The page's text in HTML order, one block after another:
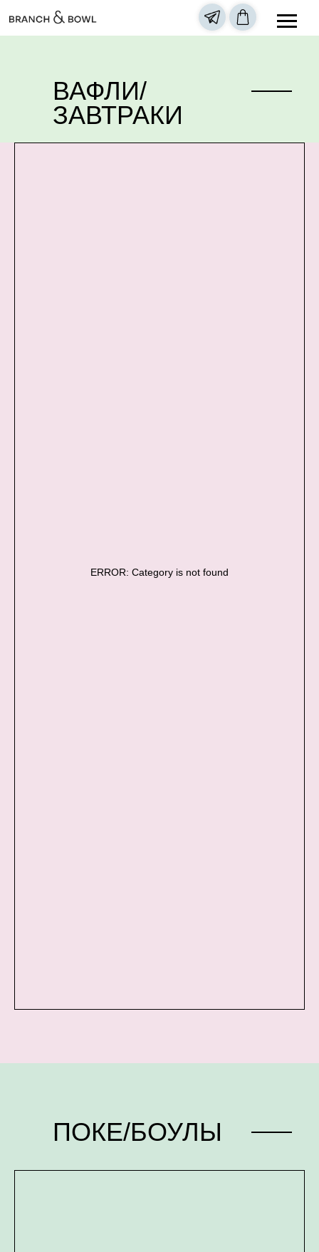
ВАФЛИ/
ЗАВТРАКИ
ERROR: Category is not found
ПОКЕ/БОУЛЫ